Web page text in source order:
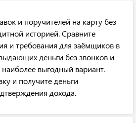
и поручителей на карту без
историей. Сравните
и требования для заёмщиков в
деньги без звонков и
выгодный вариант.
и получите деньги
дохода.